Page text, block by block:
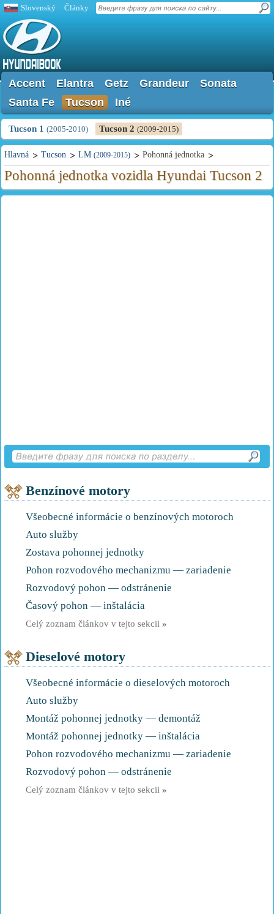
Slovenský Články
Accent Elantra Getz Grandeur
Sonata
Santa Fe
Tucson Iné
Tucson 1 (2005-2010) Tucson 2 (2009-2015)
Hlavná Tucson LM (2009-2015) Pohonná jednotka
Pohonná jednotka vozidla Hyundai Tucson 2
Benzínové motory
Všeobecné informácie o benzínových motoroch
Auto služby
Zostava pohonnej jednotky
Pohon rozvodového mechanizmu — zariadenie
Rozvodový pohon — odstránenie
Časový pohon — inštalácia
Celý zoznam článkov v tejto sekcii »
Dieselové motory
Všeobecné informácie o dieselových motoroch
Auto služby
Montáž pohonnej jednotky — demontáž
Montáž pohonnej jednotky — inštalácia
Pohon rozvodového mechanizmu — zariadenie
Rozvodový pohon — odstránenie
Celý zoznam článkov v tejto sekcii »